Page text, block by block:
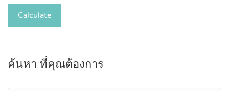
Calculate
ค้นหา ที่คุณต้องการ